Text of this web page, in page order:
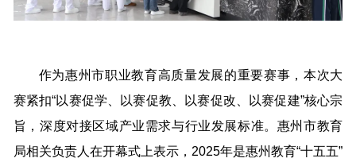
作为惠州市职业教育高质量发展的重要赛事，本次大
赛紧扣“以赛促学、以赛促教、以赛促改、以赛促建”核心宗
旨，深度对接区域产业需求与行业发展标准。惠州市教育
局相关负责人在开幕式上表示，2025年是惠州教育“十五五”